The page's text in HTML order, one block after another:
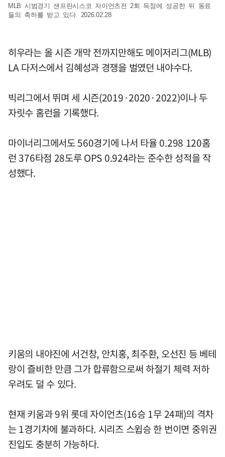
MLB 시범경기 샌프란시스코 자이언츠전 2회 득점에 성공한 뒤 동료
들의 축하를 받고 있다. 2026.02.28
히우라는 올 시즌 개막 전까지만해도 메이저리그(MLB)
LA 다저스에서 김혜성과 경쟁을 벌였던 내야수다.
빅리그에서 뛰며 세 시즌(2019·2020·2022)이나 두
자릿수 홈런을 기록했다.
마이너리그에서도 560경기에 나서 타율 0.298 120홈
런 376타점 28도루 OPS 0.924라는 준수한 성적을 작
성했다.
키움의 내야진에 서건창, 안치홍, 최주환, 오선진 등 베테
랑이 즐비한 만큼 그가 합류함으로써 하절기 체력 저하
우려도 덜 수 있다.
현재 키움과 9위 롯데 자이언츠(16승 1무 24패)의 격차
는 1경기차에 불과하다. 시리즈 스윕승 한 번이면 중위권
진입도 충분히 가능하다.